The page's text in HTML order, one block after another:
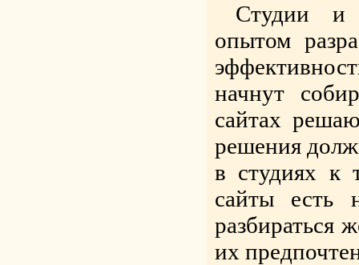
Студии и
опытом
начнут
сайтах
решения
в студиях к
сайты есть
разбираться
их